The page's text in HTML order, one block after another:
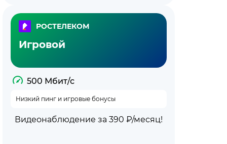
РОСТЕЛЕКОМ
Игровой
500 Мбит/с
Низкий пинг и игровые бонусы
Видеонаблюдение за 390 ₽/месяц!